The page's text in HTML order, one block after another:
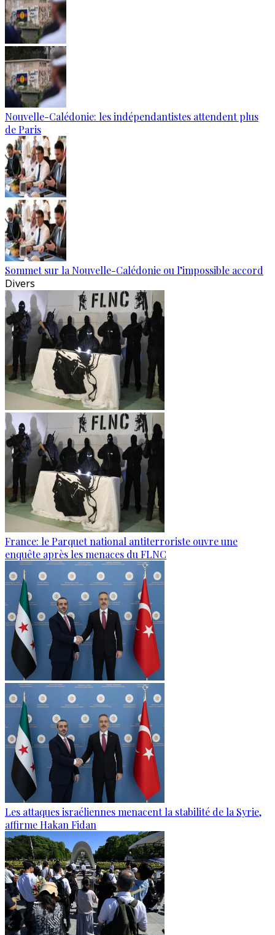
Nouvelle-Calédonie: les indépendantistes attendent plus
de Paris
Sommet sur la Nouvelle-Calédonie ou l’impossible accord
Divers
France: le Parquet national antiterroriste ouvre une
enquête après les menaces du FLNC
Les attaques israéliennes menacent la stabilité de la Syrie,
affirme Hakan Fidan